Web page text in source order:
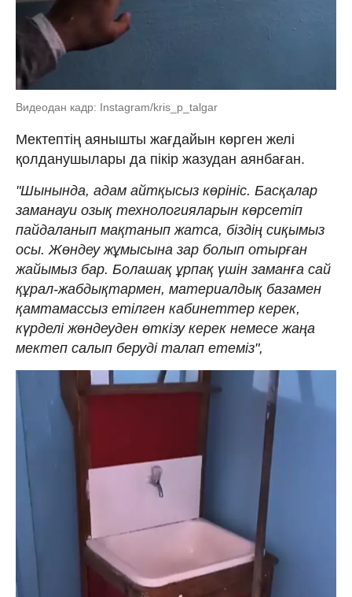
Видеодан кадр: Instagram/kris_p_talgar
Мектептің аянышты жағдайын көрген желі
қолданушылары да пікір жазудан аянбаған.
"Шынында, адам айтқысыз көрініс. Басқалар
заманауи озық технологияларын көрсетіп
пайдаланып мақтанып жатса, біздің сиқымыз
осы. Жөндеу жұмысына зар болып отырған
жайымыз бар. Болашақ ұрпақ үшін заманға сай
құрал-жабдықтармен, материалдық базамен
қамтамассыз етілген кабинеттер керек,
күрделі жөндеуден өткізу керек немесе жаңа
мектеп салып беруді талап етеміз",